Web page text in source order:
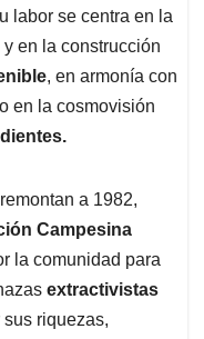
labor se centra en la
y en la construcción
, en armonía con
en la cosmovisión
a 1982,
Campesina
la comunidad para
extractivistas
riquezas,